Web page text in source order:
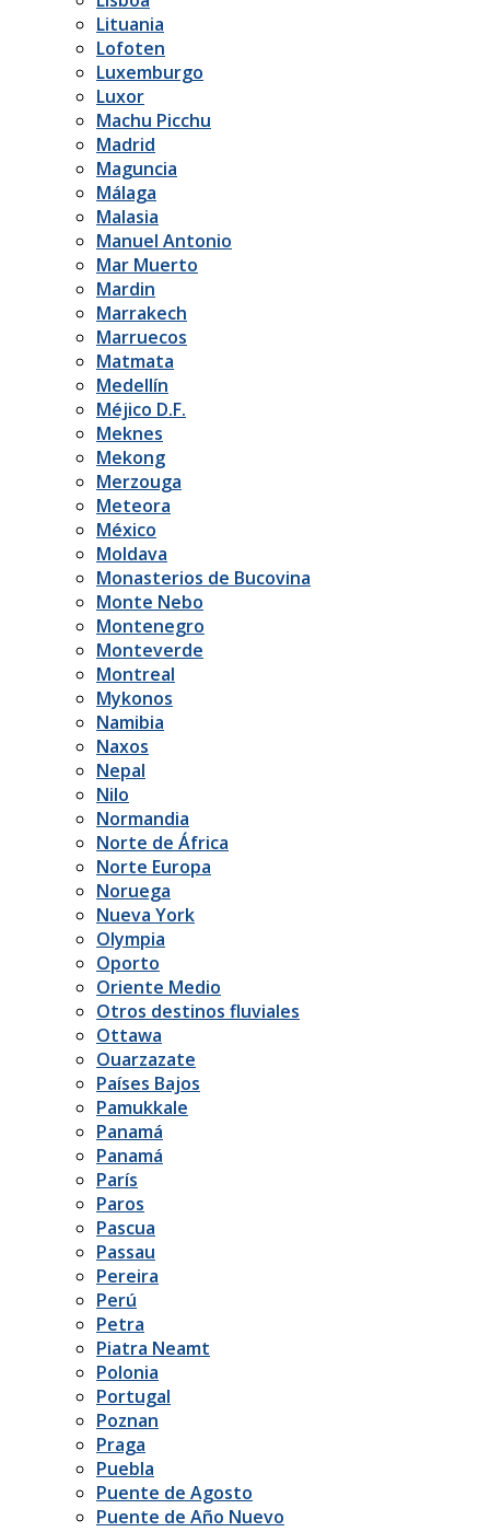
Lituania
Lofoten
Luxemburgo
Luxor
Machu Picchu
Madrid
Maguncia
Málaga
Malasia
Manuel Antonio
Mar Muerto
Mardin
Marrakech
Marruecos
Matmata
Medellín
Méjico D.F.
Meknes
Mekong
Merzouga
Meteora
México
Moldava
Monasterios de Bucovina
Monte Nebo
Montenegro
Monteverde
Montreal
Mykonos
Namibia
Naxos
Nepal
Nilo
Normandia
Norte de África
Norte Europa
Noruega
Nueva York
Olympia
Oporto
Oriente Medio
Otros destinos fluviales
Ottawa
Ouarzazate
Países Bajos
Pamukkale
Panamá
Panamá
París
Paros
Pascua
Passau
Pereira
Perú
Petra
Piatra Neamt
Polonia
Portugal
Poznan
Praga
Puebla
Puente de Agosto
Puente de Año Nuevo